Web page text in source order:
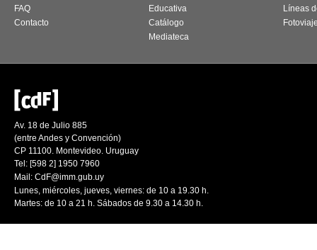
FAQ
Contacto
Educativa
Catálogo
Mediateca
Líneas
Av. 18 de Julio 885
(entre Andes y Convención)
CP 11100. Montevideo. Uruguay
Tel: [598 2] 1950 7960
Mail: CdF@imm.gub.uy
Lunes, miércoles, jueves, viernes: de 10 a 19.30 h.
Martes: de 10 a 21 h. Sábados de 9.30 a 14.30 h.